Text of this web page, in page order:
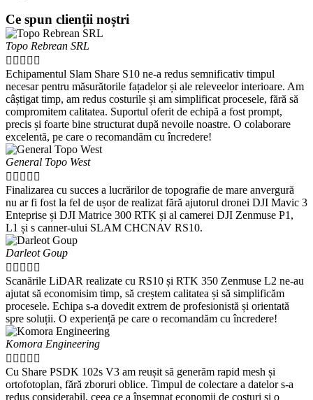
Ce spun clienții noștri
Topo Rebrean SRL
    
Echipamentul Slam Share S10 ne-a redus semnificativ timpul
necesar pentru măsurătorile fațadelor și ale releveelor interioare. Am
câștigat timp, am redus costurile și am simplificat procesele, fără să
compromitem calitatea. Suportul oferit de echipă a fost prompt,
precis și foarte bine structurat după nevoile noastre. O colaborare
excelentă, pe care o recomandăm cu încredere!
General Topo West
    
Finalizarea cu succes a lucrărilor de topografie de mare anvergură
nu ar fi fost la fel de ușor de realizat fără ajutorul dronei DJI Mavic 3
Enteprise și DJI Matrice 300 RTK și al camerei DJI Zenmuse P1,
L1 și s canner-ului SLAM CHCNAV RS10.
Darleot Goup
    
Scanările LiDAR realizate cu RS10 și RTK 350 Zenmuse L2 ne-au
ajutat să economisim timp, să creștem calitatea și să simplificăm
procesele. Echipa s-a dovedit extrem de profesionistă și orientată
spre soluții. O experiență pe care o recomandăm cu încredere!
Komora Engineering
    
Cu Share PSDK 102s V3 am reușit să generăm rapid mesh și
ortofotoplan, fără zboruri oblice. Timpul de colectare a datelor s-a
redus considerabil, ceea ce a însemnat economii de costuri și o